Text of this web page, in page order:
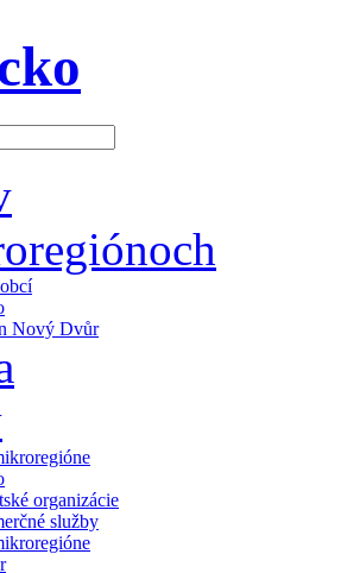
Nový Dvůr
organizácie
služby